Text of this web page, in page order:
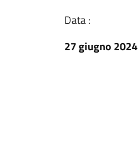
Data :
27 giugno 2024